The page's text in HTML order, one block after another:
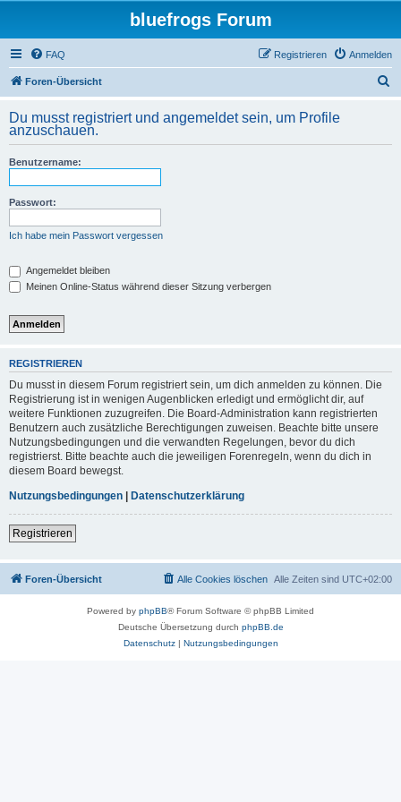
bluefrogs Forum
FAQ Anmelden
Registrieren
Foren-Übersicht
h
Du musst registriert und angemeldet sein, um Profile
anzuschauen.
Benutzername:
Passwort:
Ich habe mein Passwort vergessen
Angemeldet bleiben
Meinen Online-Status während dieser Sitzung verbergen
REGISTRIEREN
Du musst in diesem Forum registriert sein, um dich anmelden zu können. Die
Registrierung ist in wenigen Augenblicken erledigt und ermöglicht dir, auf
weitere Funktionen zuzugreifen. Die Board-Administration kann registrierten
Benutzern auch zusätzliche Berechtigungen zuweisen. Beachte bitte unsere
Nutzungsbedingungen und die verwandten Regelungen, bevor du dich
registrierst. Bitte beachte auch die jeweiligen Forenregeln, wenn du dich in
diesem Board bewegst.
Nutzungsbedingungen | Datenschutzerklärung
Registrieren
Foren-Übersicht Alle Zeiten sind UTC+02:00
Alle Cookies löschen
Powered by phpBB® Forum Software © phpBB Limited
Deutsche Übersetzung durch phpBB.de
Datenschutz| Nutzungsbedingungen